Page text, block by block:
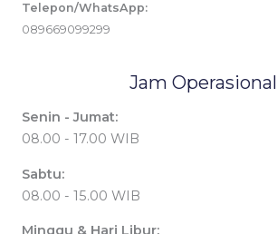
Telepon/WhatsApp:
089669099299
Jam Operasional
Senin - Jumat:
08.00 - 17.00 WIB
Sabtu:
08.00 - 15.00 WIB
Minggu & Hari Libur: